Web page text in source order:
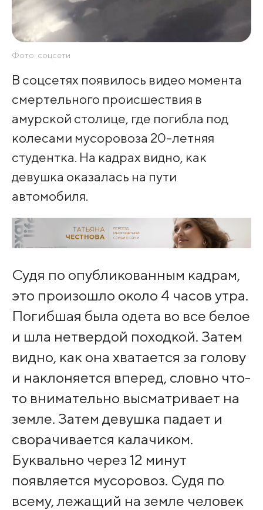
Фото: соцсети
В соцсетях появилось видео момента
смертельного происшествия в
амурской столице, где погибла под
колесами мусоровоза 20-летняя
студентка. На кадрах видно, как
девушка оказалась на пути
автомобиля.
Судя по опубликованным кадрам,
это произошло около 4 часов утра.
Погибшая была одета во все белое
и шла нетвердой походкой. Затем
видно, как она хватается за голову
и наклоняется вперед, словно что-
то внимательно высматривает на
земле. Затем девушка падает и
сворачивается калачиком.
Буквально через 12 минут
появляется мусоровоз. Судя по
всему, лежащий на земле человек